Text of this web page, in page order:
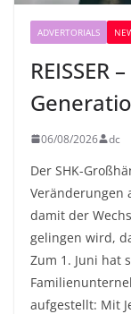
ADVERTORIALS
06/08/2026 dc
Der SHK-
Veränderungen
damit der
gelingen wird,
Zum 1. Juni hat
aufgestellt: Mit